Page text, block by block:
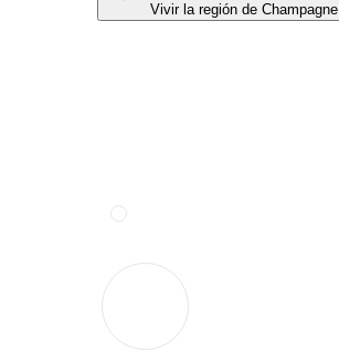
Vivir la región de Champagne